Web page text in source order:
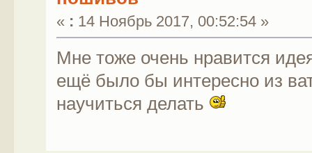
« : 14 Ноябрь 2017, 00:52:54 »
Мне тоже очень нравится
ещё было бы интересно из
научиться делать